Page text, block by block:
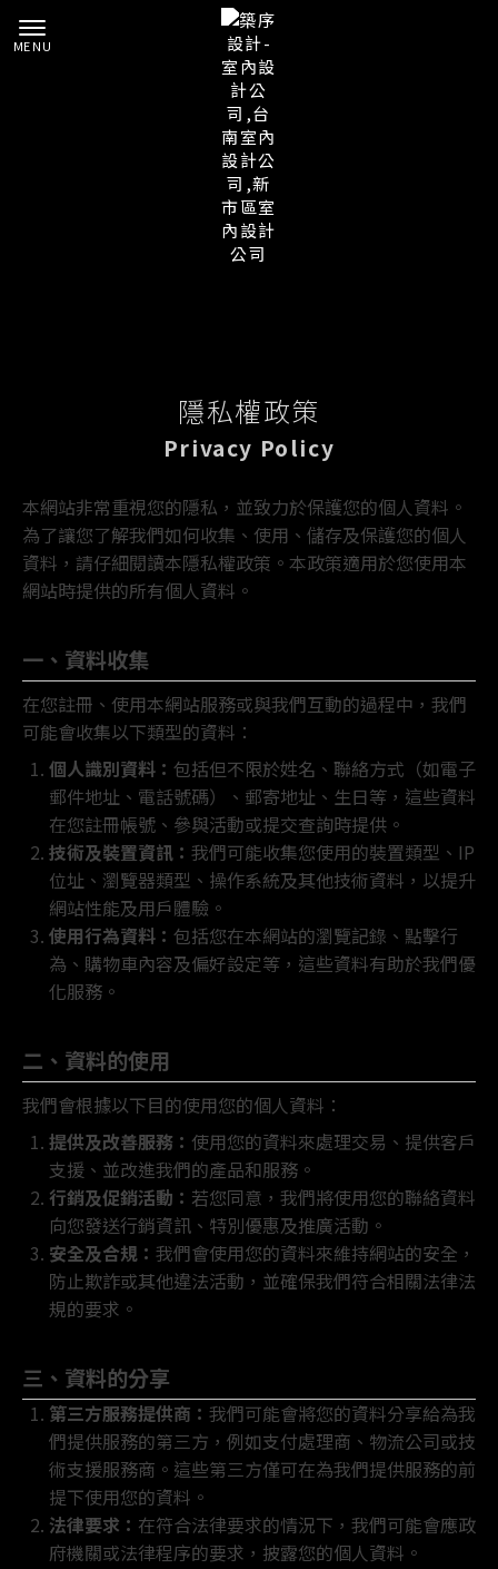
隱私權政策
Privacy Policy
本網站非常重視您的隱私，並致力於保護您的個人資料。
為了讓您了解我們如何收集、使用、儲存及保護您的個人
資料，請仔細閱讀本隱私權政策。本政策適用於您使用本
網站時提供的所有個人資料。
一、資料收集
在您註冊、使用本網站服務或與我們互動的過程中，我們
可能會收集以下類型的資料：
個人識別資料： 包括但不限於姓名、聯絡方式（如電子
郵件地址、電話號碼）、郵寄地址、生日等，這些資料
在您註冊帳號、參與活動或提交查詢時提供。
技術及裝置資訊： 我們可能收集您使用的裝置類型、IP
位址、瀏覽器類型、操作系統及其他技術資料，以提升
網站性能及用戶體驗。
使用行為資料： 包括您在本網站的瀏覽記錄、點擊行
為、購物車內容及偏好設定等，這些資料有助於我們優
化服務。
二、資料的使用
我們會根據以下目的使用您的個人資料：
提供及改善服務： 使用您的資料來處理交易、提供客戶
支援、並改進我們的產品和服務。
行銷及促銷活動： 若您同意，我們將使用您的聯絡資料
向您發送行銷資訊、特別優惠及推廣活動。
安全及合規： 我們會使用您的資料來維持網站的安全，
防止欺詐或其他違法活動，並確保我們符合相關法律法
規的要求。
三、資料的分享
第三方服務提供商： 我們可能會將您的資料分享給為我
們提供服務的第三方，例如支付處理商、物流公司或技
術支援服務商。這些第三方僅可在為我們提供服務的前
提下使用您的資料。
法律要求： 在符合法律要求的情況下，我們可能會應政
府機關或法律程序的要求，披露您的個人資料。